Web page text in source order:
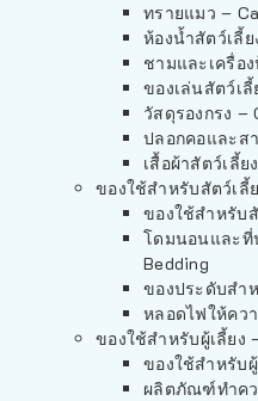
ทรายแมว –
ห้องน้ำสัตว์เลี้
ชามและเครื่อ
ของเล่นสัตว์เ
วัสดุรองกรง –
ปลอกคอและส
เสื้อผ้าสัตว์เลี้
ของใช้สำหรับสัตว์เลี้
ของใช้สำหรับ
โดมนอนและที่
Bedding
ของประดับสำ
หลอดไฟให้คว
ของใช้สำหรับผู้เลี้ยง
ของใช้สำหรับ
ผลิตภัณฑ์ทำคว